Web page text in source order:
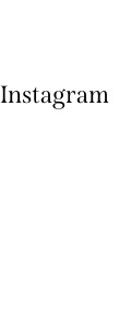
Instagram